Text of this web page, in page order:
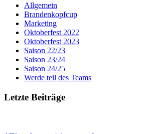
Allgemein
Brandenkopfcup
Marketing
Oktoberfest 2022
Oktoberfest 2023
Saison 22/23
Saison 23/24
Saison 24/25
Werde teil des Teams
Letzte Beiträge